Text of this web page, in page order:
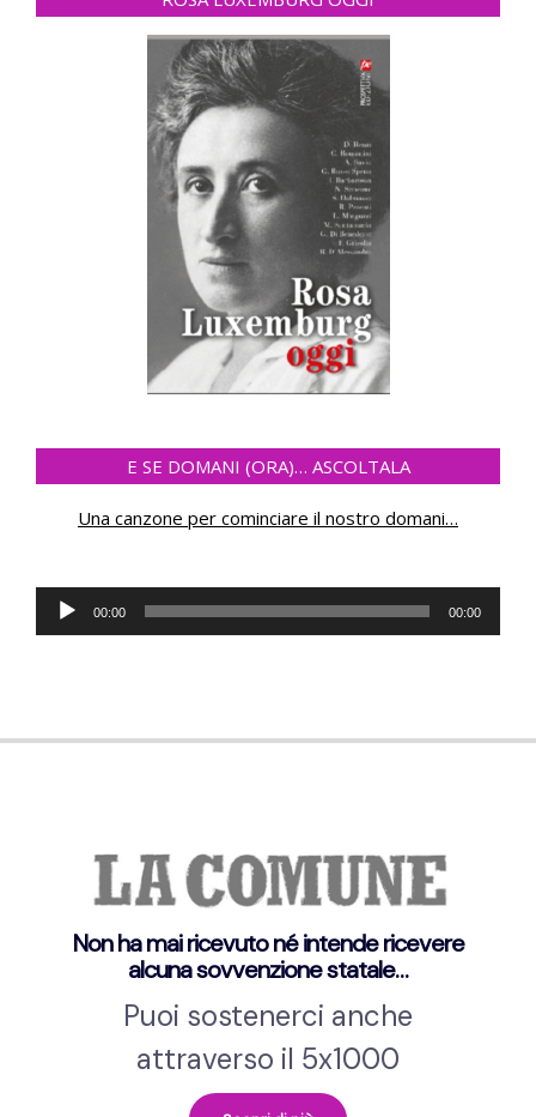
E SE DOMANI (ORA)… ASCOLTALA
Una canzone per cominciare il nostro domani…
Audio
Player
00:00 00:00
Non ha mai ricevuto né intende ricevere
alcuna sovvenzione statale…
Puoi sostenerci anche
attraverso il 5x1000